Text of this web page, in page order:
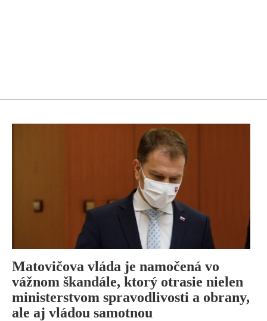
Matovičova vláda je namočená vo
vážnom škandále, ktorý otrasie nielen
ministerstvom spravodlivosti a obrany,
ale aj vládou samotnou